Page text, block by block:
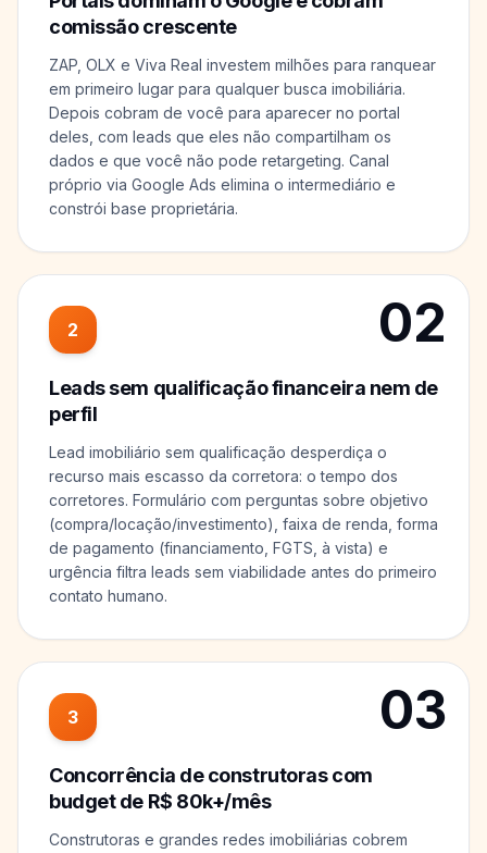
comissão crescente
ZAP, OLX e Viva Real investem milhões para ranquear
em primeiro lugar para qualquer busca imobiliária.
Depois cobram de você para aparecer no portal
deles, com leads que eles não compartilham os
dados e que você não pode retargeting. Canal
próprio via Google Ads elimina o intermediário e
constrói base proprietária.
02
2
Leads sem qualificação financeira nem de
perfil
Lead imobiliário sem qualificação desperdiça o
recurso mais escasso da corretora: o tempo dos
corretores. Formulário com perguntas sobre objetivo
(compra/locação/investimento), faixa de renda, forma
de pagamento (financiamento, FGTS, à vista) e
urgência filtra leads sem viabilidade antes do primeiro
contato humano.
03
3
Concorrência de construtoras com
budget de R$ 80k+/mês
Construtoras e grandes redes imobiliárias cobrem